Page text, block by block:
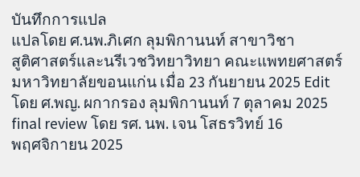
บันทึกการแปล
แปลโดย ศ.นพ.ภิเศก ลุมพิกานนท์ สาขาวิชา
สูติศาสตร์และนรีเวชวิทยาวิทยา คณะแพทยศาสตร์
มหาวิทยาลัยขอนแก่น เมื่อ 23 กันยายน 2025 Edit
โดย ศ.พญ. ผกากรอง ลุมพิกานนท์ 7 ตุลาคม 2025
final review โดย รศ. นพ. เจน โสธรวิทย์ 16
พฤศจิกายน 2025